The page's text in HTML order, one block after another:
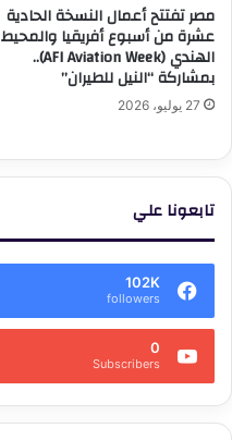
مصر تفتتح أعمال النسخة الحادية
عشرة من أسبوع أفريقيا والمحيط
الهندي (AFI Aviation Week)..
بمشاركة “النيل للطيران”
27 يوليو، 2026
تابعونا علي
102K
followers
0
Subscribers